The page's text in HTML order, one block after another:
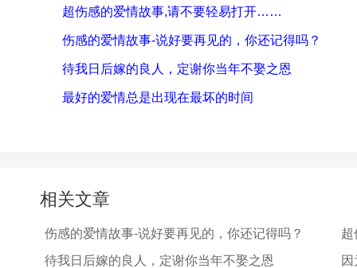
超伤感的爱情故事,请不要轻易打开……
伤感的爱情故事-说好要再见的，你还记得吗？
待我日后嫁的良人，定谢你当年不娶之恩
最好的爱情总是出现在最坏的时间
相关文章
伤感的爱情故事-说好要再见的，你还记得吗？
待我日后嫁的良人，定谢你当年不娶之恩